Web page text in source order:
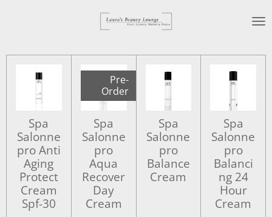
de
hoofdinhoud
Spa
Salonne
pro Anti
Aging
Protect
Cream
Spf-30
Pre-
Order
Spa
Salonne
pro
Aqua
Recover
Day
Cream
Spa
Salonne
pro
Balance
Cream
Spa
Salonne
pro
Balanci
ng 24
Hour
Cream